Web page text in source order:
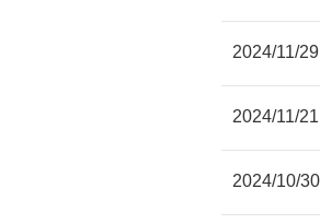
2024/11/29
2024/11/21
2024/10/30